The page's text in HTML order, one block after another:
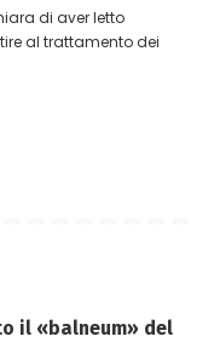
di aver letto
al trattamento dei
il «balneum» del